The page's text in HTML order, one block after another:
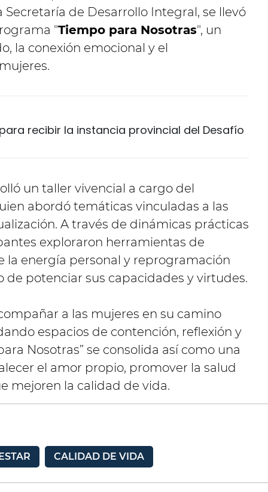
de Desarrollo Integral, se llevó
"Tiempo para Nosotras", un
la conexión emocional y el
recibir la instancia provincial del Desafío
un taller vivencial a cargo del
abordó temáticas vinculadas a las
A través de dinámicas prácticas
exploraron herramientas de
la energía personal y reprogramación
potenciar sus capacidades y virtudes.
a las mujeres en su camino
espacios de contención, reflexión y
Nosotras” se consolida así como una
el amor propio, promover la salud
mejoren la calidad de vida.
CALIDAD DE VIDA